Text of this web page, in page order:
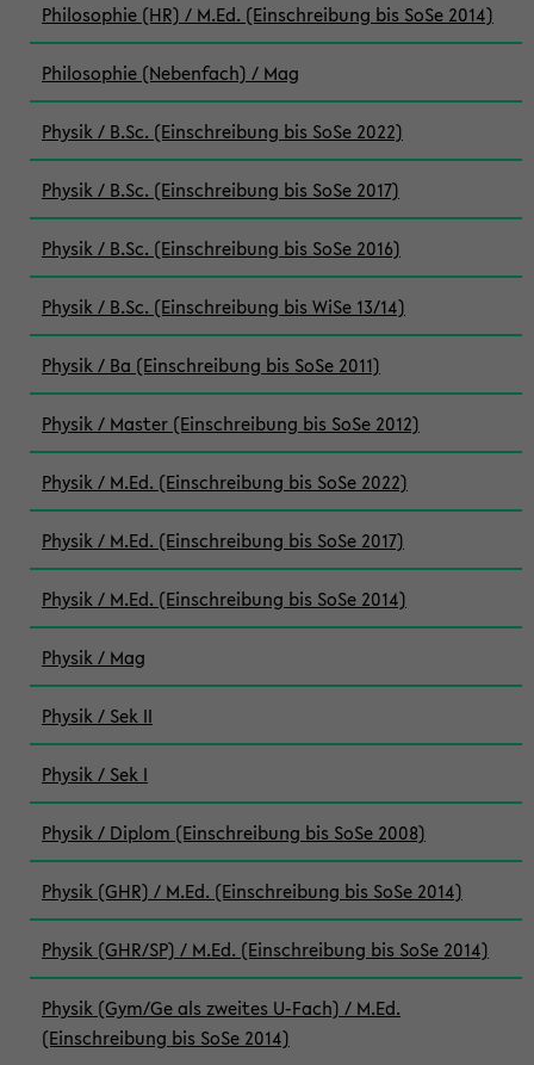
Philosophie (HR) / M.Ed. (Einschreibung bis SoSe 2014)
Philosophie (Nebenfach) / Mag
Physik / B.Sc. (Einschreibung bis SoSe 2022)
Physik / B.Sc. (Einschreibung bis SoSe 2017)
Physik / B.Sc. (Einschreibung bis SoSe 2016)
Physik / B.Sc. (Einschreibung bis WiSe 13/14)
Physik / Ba (Einschreibung bis SoSe 2011)
Physik / Master (Einschreibung bis SoSe 2012)
Physik / M.Ed. (Einschreibung bis SoSe 2022)
Physik / M.Ed. (Einschreibung bis SoSe 2017)
Physik / M.Ed. (Einschreibung bis SoSe 2014)
Physik / Mag
Physik / Sek II
Physik / Sek I
Physik / Diplom (Einschreibung bis SoSe 2008)
Physik (GHR) / M.Ed. (Einschreibung bis SoSe 2014)
Physik (GHR/SP) / M.Ed. (Einschreibung bis SoSe 2014)
Physik (Gym/Ge als zweites U-Fach) / M.Ed.
(Einschreibung bis SoSe 2014)